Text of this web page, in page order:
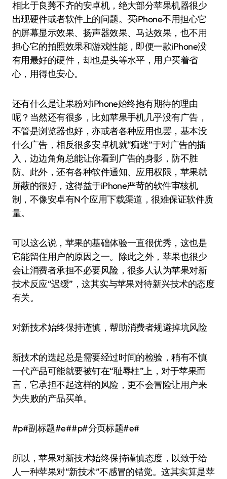
相比于良莠不齐的安卓机，绝大部分苹果机器很少
出现硬件或者软件上的问题。买iPhone不用担心它
的屏幕显示效果、扬声器效果、马达效果，也不用
担心它的拍照效果和游戏性能，即便一款iPhone没
有用最好的硬件，却也是头等水平，用户买着省
心，用得也安心。
还有什么是让果粉对iPhone始终抱有期待的理由
呢？当然还有很多，比如苹果手机几乎没有广告，
不管是浏览器也好，亦或者各种应用也罢，基本没
什么广告，相反很多安卓机就“痴迷”于对广告的插
入，边边角角总能让你看到广告的身影，防不胜
防。此外，还有各种软件通知、应用权限，苹果就
屏蔽的很好，这得益于iPhone严苛的软件审核机
制，不像安卓有N个应用下载渠道，很难保证软件质
量。
可以这么说，苹果的基础体验一直很优秀，这也是
它能留住用户的原因之一。除此之外，苹果也很少
会让消费者承担不必要风险，很多人认为苹果对新
技术反应“迟缓”，这其实与苹果对待新兴技术的态度
有关。
对新技术始终保持谨慎，帮助消费者规避掉坑风险
新技术的迭起总是需要经过时间的检验，稍有不慎
一代产品可能就要被钉在“耻辱柱”上，对于苹果而
言，它承担不起这样的风险，更不会冒险让用户来
为失败的产品买单。
#p#副标题#e##p#分页标题#e#
所以，苹果对新技术始终保持谨慎态度，以致于给
人一种苹果对“新技术”不感冒的错觉。这其实算是苹